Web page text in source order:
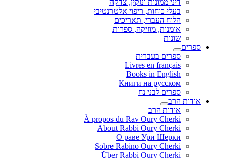
דיני ממונות ונזקין, צדקה
בעלי כוחות, ריפוי אלטרנטיבי
הלוח העברי, תאריכים
אומנות, מוזיקה, ספרות
שונות
ספרים
ספרים בעברית
Livres en français
Books in English
Книги на русском
ספרים לבני נח
אודות הרב
אודות הרב
À propos du Rav Oury Cherki
About Rabbi Oury Cherki
О раве Ури Шерки
Sobre Rabino Oury Cherki
Über Rabbi Oury Cherki